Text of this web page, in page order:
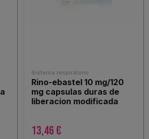
Sistema respiratorio
Rino-ebastel 10 mg/120
mg capsulas duras de
liberacion modificada
13,46 €